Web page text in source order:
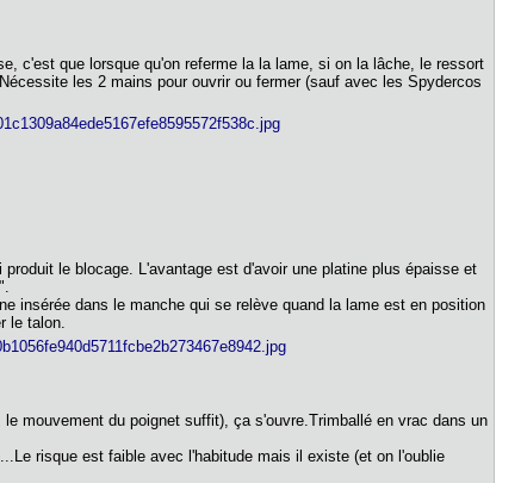
c'est que lorsque qu'on referme la la lame, si on la lâche, le ressort
les 2 mains pour ouvrir ou fermer (sauf avec les Spydercos
le blocage. L'avantage est d'avoir une platine plus épaisse et
insérée dans le manche qui se relève quand la lame est en position
le talon.
mouvement du poignet suffit), ça s'ouvre.Trimballé en vrac dans un
risque est faible avec l'habitude mais il existe (et on l'oublie